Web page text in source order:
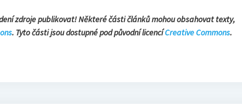
zdroje publikovat! Některé části článků mohou obsahovat texty,
. Tyto části jsou dostupné pod původní licencíCreative Commons.